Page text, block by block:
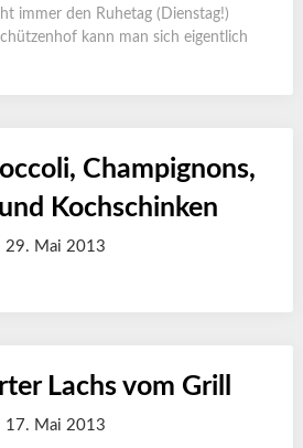
immer den Ruhetag (Dienstag!)
kann man sich eigentlich
Champignons,
Kochschinken
29. Mai 2013
Lachs vom Grill
17. Mai 2013